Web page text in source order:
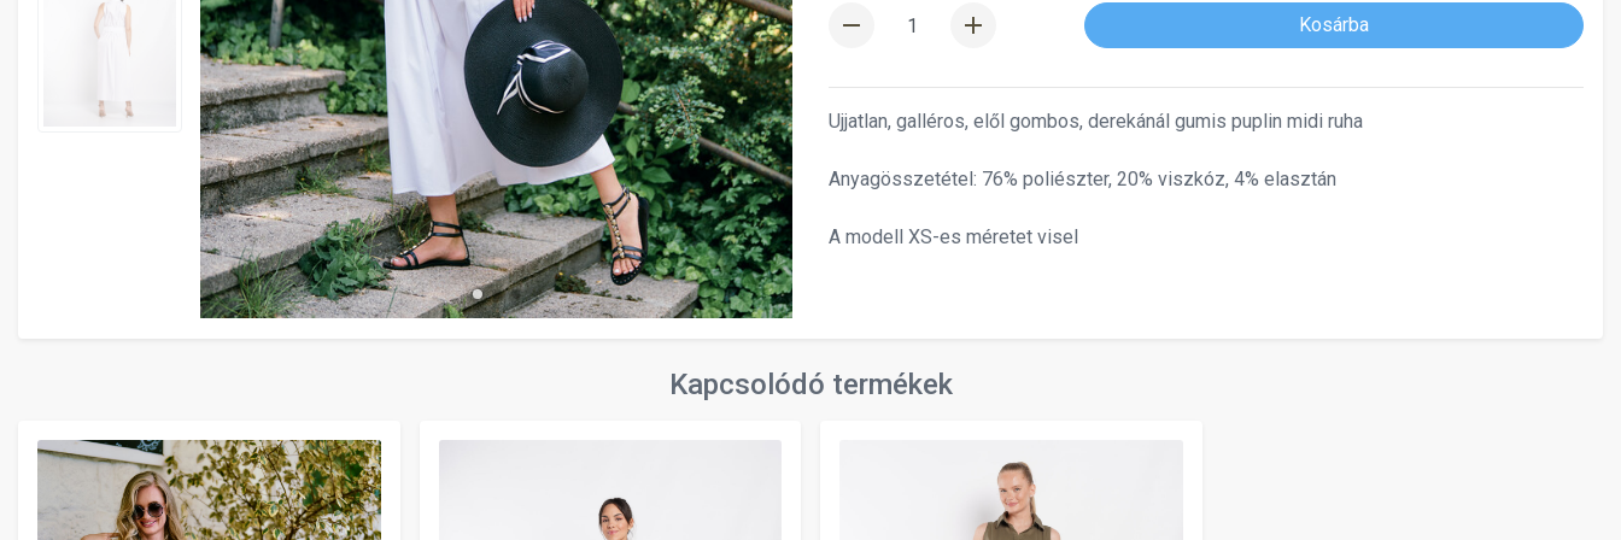
remove add Kosárba
Ujjatlan, galléros, elől gombos, derekánál gumis puplin midi ruha
Anyagösszetétel: 76% poliészter, 20% viszkóz, 4% elasztán
A modell XS-es méretet visel
Kapcsolódó termékek